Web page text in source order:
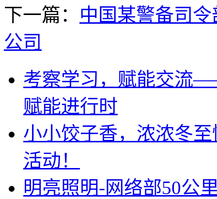
下一篇： 中国某警备司令
公司
考察学习，赋能交流
赋能进行时
小小饺子香，浓浓冬
活动！
明亮照明-网络部50公